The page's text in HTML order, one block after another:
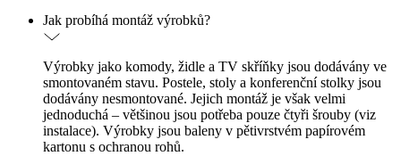
Jak probíhá montáž výrobků?
Výrobky jako komody, židle a TV skříňky jsou dodávány ve
smontovaném stavu. Postele, stoly a konferenční stolky jsou
dodávány nesmontované. Jejich montáž je však velmi
jednoduchá – většinou jsou potřeba pouze čtyři šrouby (viz
instalace). Výrobky jsou baleny v pětivrstvém papírovém
kartonu s ochranou rohů.